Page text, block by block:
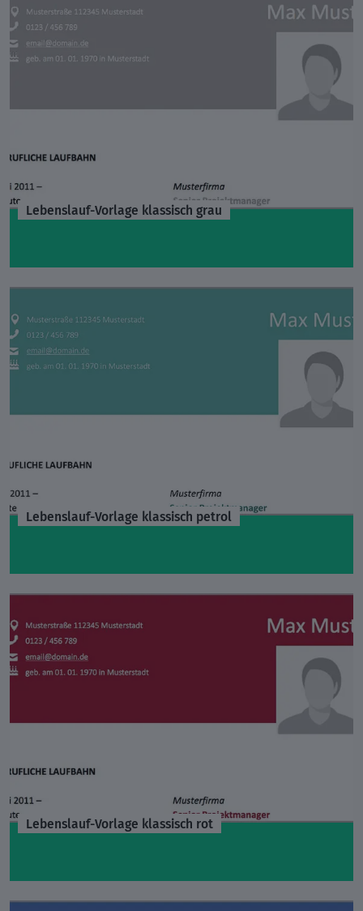
Lebenslauf-Vorlage klassisch grau
Lebenslauf-Vorlage klassisch petrol
Lebenslauf-Vorlage klassisch rot